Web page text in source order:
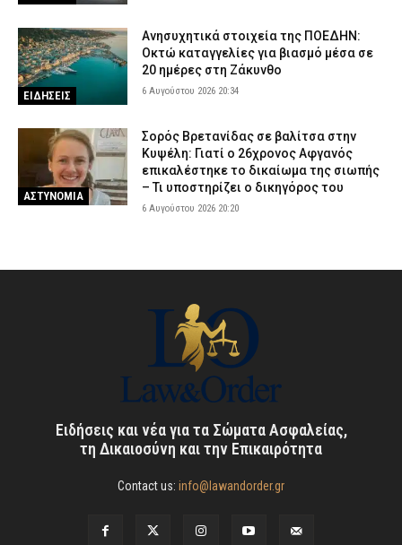
ΕΙΔΗΣΕΙΣ
Ανησυχητικά στοιχεία της ΠΟΕΔΗΝ:
Οκτώ καταγγελίες για βιασμό μέσα σε
20 ημέρες στη Ζάκυνθο
6 Αυγούστου 2026 20:34
ΑΣΤΥΝΟΜΙΑ
Σορός Βρετανίδας σε βαλίτσα στην
Κυψέλη: Γιατί ο 26χρονος Αφγανός
επικαλέστηκε το δικαίωμα της σιωπής
– Τι υποστηρίζει ο δικηγόρος του
6 Αυγούστου 2026 20:20
Ειδήσεις και νέα για τα Σώματα Ασφαλείας,
τη Δικαιοσύνη και την Επικαιρότητα
Contact us: info@lawandorder.gr